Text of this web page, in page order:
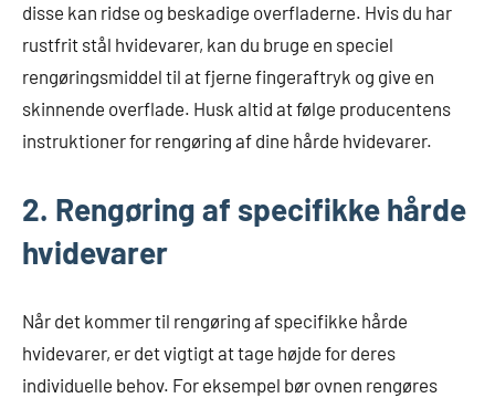
disse kan ridse og beskadige overfladerne. Hvis du har
rustfrit stål hvidevarer, kan du bruge en speciel
rengøringsmiddel til at fjerne fingeraftryk og give en
skinnende overflade. Husk altid at følge producentens
instruktioner for rengøring af dine hårde hvidevarer.
2. Rengøring af specifikke hårde
hvidevarer
Når det kommer til rengøring af specifikke hårde
hvidevarer, er det vigtigt at tage højde for deres
individuelle behov. For eksempel bør ovnen rengøres